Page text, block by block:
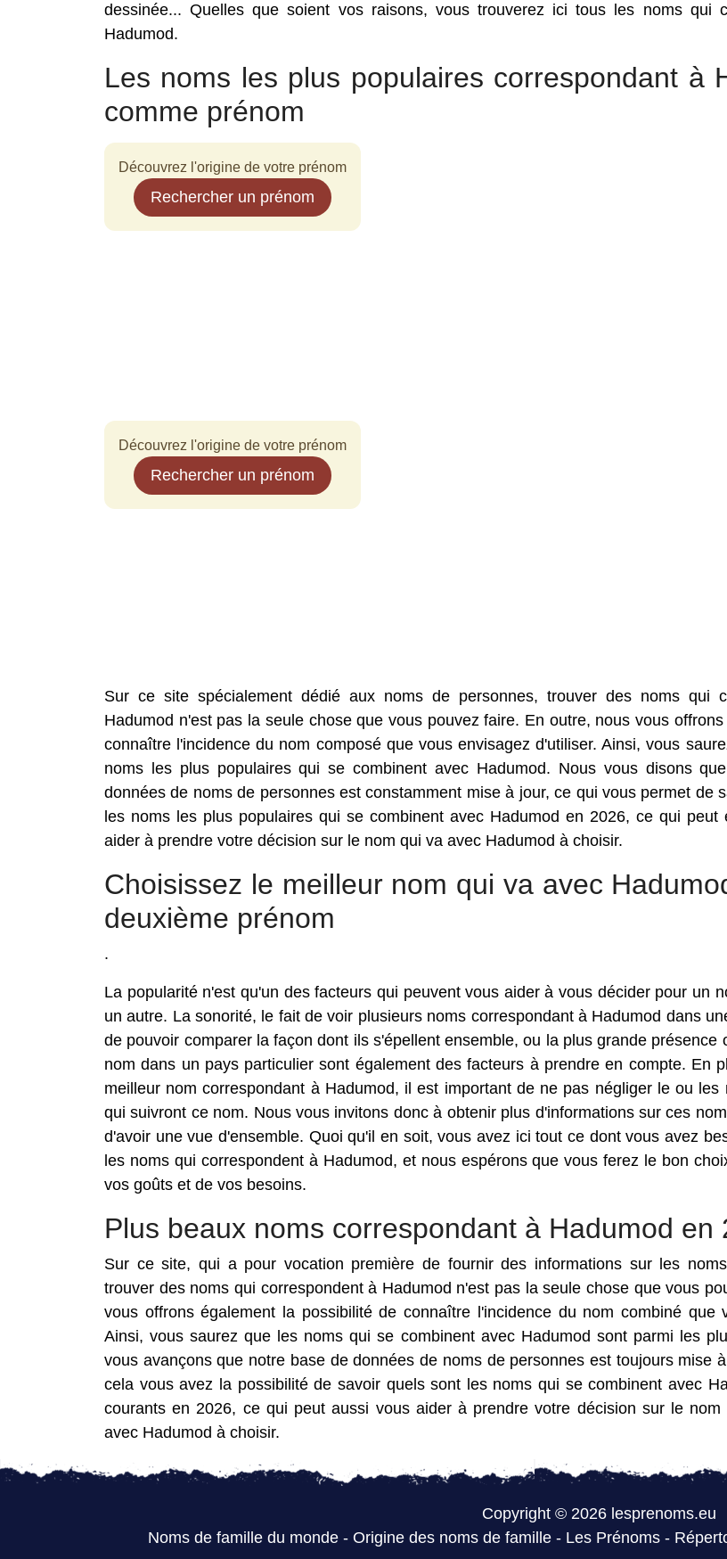
dessinée... Quelles que soient vos raisons, vous trouverez ici tous les noms qui
Hadumod.
Les noms les plus populaires correspondant à
comme prénom
Découvrez l'origine de votre prénom
Rechercher un prénom
Découvrez l'origine de votre prénom
Rechercher un prénom
Sur ce site spécialement dédié aux noms de personnes, trouver des noms qui
Hadumod n'est pas la seule chose que vous pouvez faire. En outre, nous vous
connaître l'incidence du nom composé que vous envisagez d'utiliser. Ainsi, vous
noms les plus populaires qui se combinent avec Hadumod. Nous vous disons
données de noms de personnes est constamment mise à jour, ce qui vous permet de
les noms les plus populaires qui se combinent avec Hadumod en 2026, ce qui peut
aider à prendre votre décision sur le nom qui va avec Hadumod à choisir.
Choisissez le meilleur nom qui va avec
deuxième prénom
.
La popularité n'est qu'un des facteurs qui peuvent vous aider à vous décider pour un
un autre. La sonorité, le fait de voir plusieurs noms correspondant à Hadumod dans
de pouvoir comparer la façon dont ils s'épellent ensemble, ou la plus grande présence
nom dans un pays particulier sont également des facteurs à prendre en compte. En
meilleur nom correspondant à Hadumod, il est important de ne pas négliger le ou les
qui suivront ce nom. Nous vous invitons donc à obtenir plus d'informations sur ces
d'avoir une vue d'ensemble. Quoi qu'il en soit, vous avez ici tout ce dont vous avez
les noms qui correspondent à Hadumod, et nous espérons que vous ferez le bon
vos goûts et de vos besoins.
Plus beaux noms correspondant à Hadumod en
Sur ce site, qui a pour vocation première de fournir des informations sur les
trouver des noms qui correspondent à Hadumod n'est pas la seule chose que vous
vous offrons également la possibilité de connaître l'incidence du nom combiné que
Ainsi, vous saurez que les noms qui se combinent avec Hadumod sont parmi les
vous avançons que notre base de données de noms de personnes est toujours mise
cela vous avez la possibilité de savoir quels sont les noms qui se combinent avec
courants en 2026, ce qui peut aussi vous aider à prendre votre décision sur le nom
avec Hadumod à choisir.
Copyright © 2026 lesprenoms.eu
Noms de famille du monde- Origine des noms de famille- Les Prénoms-